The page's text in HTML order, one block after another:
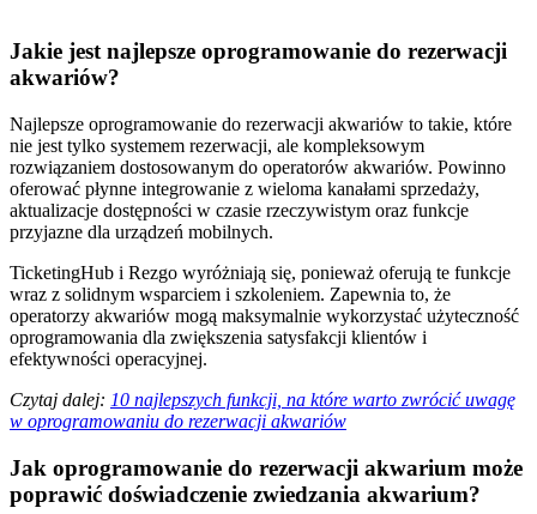
Jakie jest najlepsze oprogramowanie do rezerwacji
akwariów?
Najlepsze oprogramowanie do rezerwacji akwariów to takie, które
nie jest tylko systemem rezerwacji, ale kompleksowym
rozwiązaniem dostosowanym do operatorów akwariów. Powinno
oferować płynne integrowanie z wieloma kanałami sprzedaży,
aktualizacje dostępności w czasie rzeczywistym oraz funkcje
przyjazne dla urządzeń mobilnych.
TicketingHub i Rezgo wyróżniają się, ponieważ oferują te funkcje
wraz z solidnym wsparciem i szkoleniem. Zapewnia to, że
operatorzy akwariów mogą maksymalnie wykorzystać użyteczność
oprogramowania dla zwiększenia satysfakcji klientów i
efektywności operacyjnej.
Czytaj dalej: 10 najlepszych funkcji, na które warto zwrócić uwagę
w oprogramowaniu do rezerwacji akwariów
Jak oprogramowanie do rezerwacji akwarium może
poprawić doświadczenie zwiedzania akwarium?